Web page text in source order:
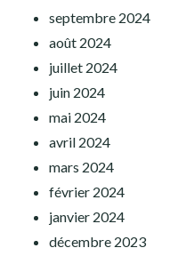
septembre 2024
août 2024
juillet 2024
juin 2024
mai 2024
avril 2024
mars 2024
février 2024
janvier 2024
décembre 2023